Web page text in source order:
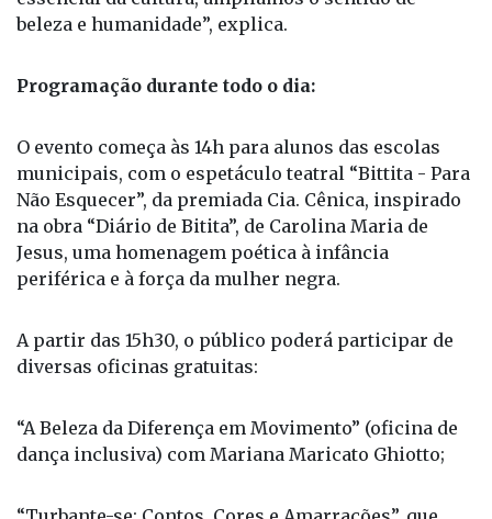
beleza e humanidade”, explica.
Programação durante todo o dia:
O evento começa às 14h para alunos das escolas
municipais, com o espetáculo teatral “Bittita - Para
Não Esquecer”, da premiada Cia. Cênica, inspirado
na obra “Diário de Bitita”, de Carolina Maria de
Jesus, uma homenagem poética à infância
periférica e à força da mulher negra.
A partir das 15h30, o público poderá participar de
diversas oficinas gratuitas:
“A Beleza da Diferença em Movimento” (oficina de
dança inclusiva) com Mariana Maricato Ghiotto;